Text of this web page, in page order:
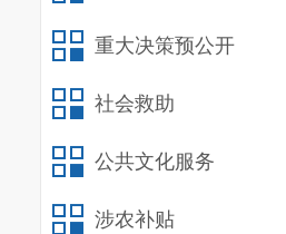
重大决策预公开
社会救助
公共文化服务
涉农补贴